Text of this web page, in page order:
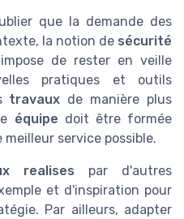
que la demande des
la notion de sécurité
de rester en veille
pratiques et outils
travaux de manière plus
équipe doit être formée
service possible.
realises par d'autres
et d'inspiration pour
Par ailleurs, adapter